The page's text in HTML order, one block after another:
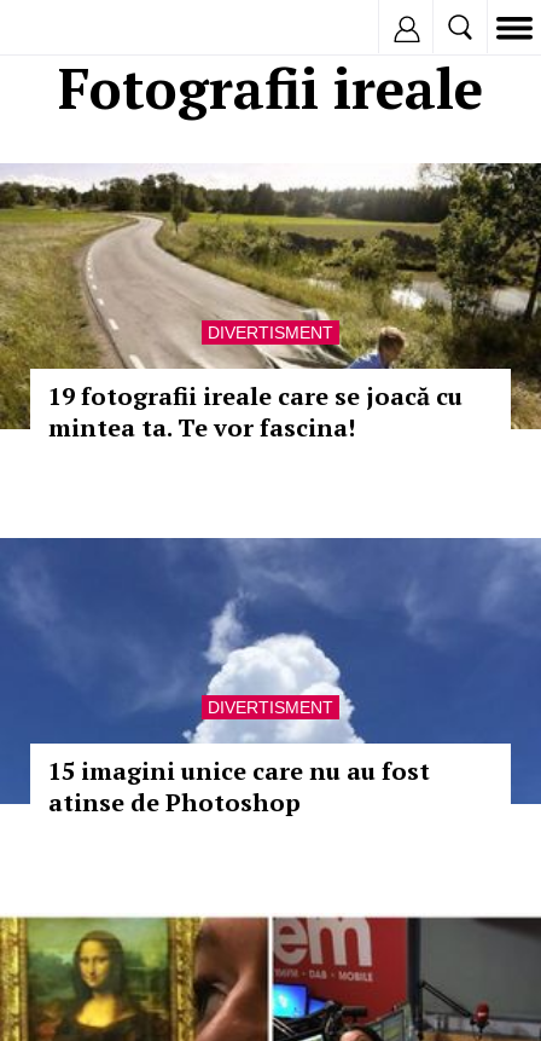
Fotografii ireale
DIVERTISMENT
19 fotografii ireale care se joacă cu
mintea ta. Te vor fascina!
DIVERTISMENT
15 imagini unice care nu au fost
atinse de Photoshop